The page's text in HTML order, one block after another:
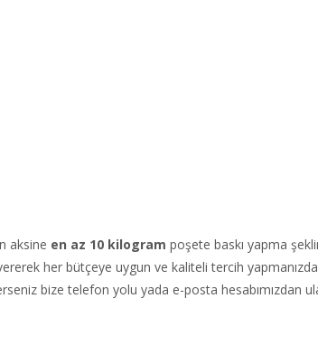
aksine en az 10 kilogram poşete baskı yapma
her bütçeye uygun ve kaliteli tercih
bize telefon yolu yada e-posta hesabımızdan